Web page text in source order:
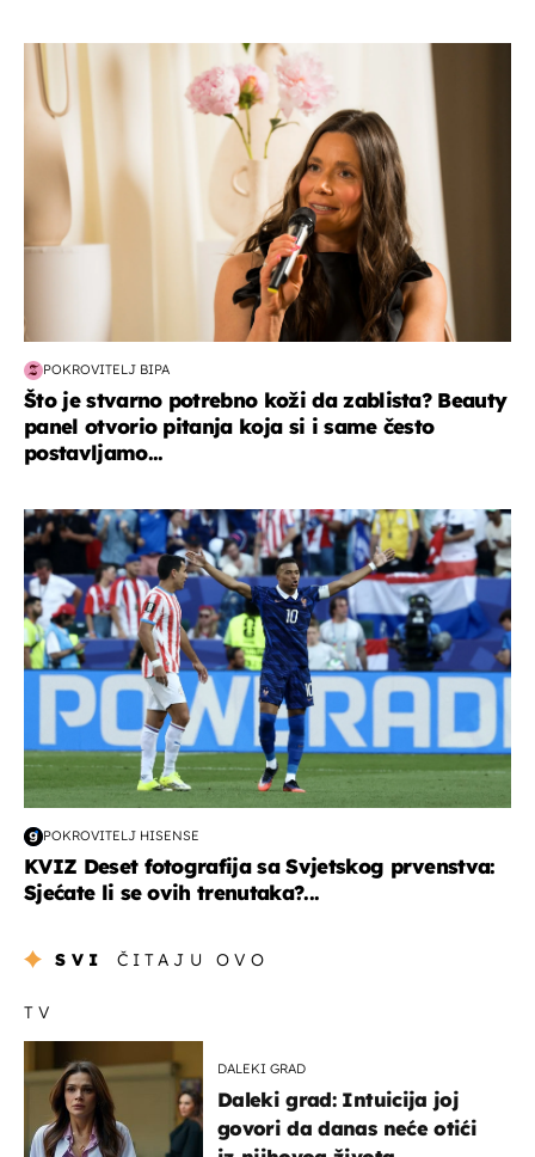
moda & ljepota
POKROVITELJ BIPA
Što je stvarno potrebno koži da zablista? Beauty
panel otvorio pitanja koja si i same često
postavljamo...
svjetsko prvenstvo 2026
POKROVITELJ HISENSE
KVIZ Deset fotografija sa Svjetskog prvenstva:
Sjećate li se ovih trenutaka?...
SVI ČITAJU OVO
TV
DALEKI GRAD
Daleki grad: Intuicija joj
govori da danas neće otići